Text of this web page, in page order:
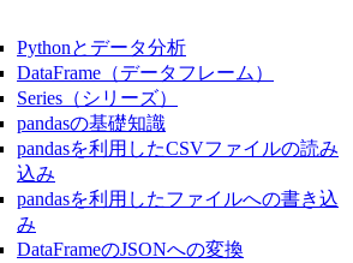
Pythonとデータ分析
DataFrame（データフレーム）
Series（シリーズ）
pandasの基礎知識
pandasを利用したCSVファイルの読み
込み
pandasを利用したファイルへの書き込
み
DataFrameのJSONへの変換